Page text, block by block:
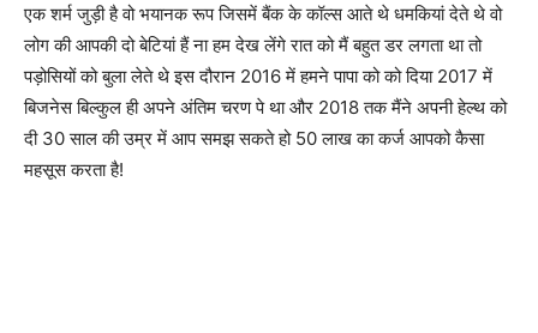
एक शर्म जुड़ी है वो भयानक रूप जिसमें बैंक के कॉल्स आते थे धमकियां देते थे वो
लोग की आपकी दो बेटियां हैं ना हम देख लेंगे रात को मैं बहुत डर लगता था तो
पड़ोसियों को बुला लेते थे इस दौरान 2016 में हमने पापा को को दिया 2017 में
बिजनेस बिल्कुल ही अपने अंतिम चरण पे था और 2018 तक मैंने अपनी हेल्थ को
दी 30 साल की उम्र में आप समझ सकते हो 50 लाख का कर्ज आपको कैसा
महसूस करता है!